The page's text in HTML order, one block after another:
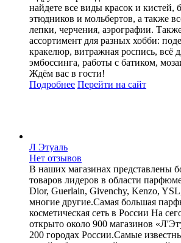
найдете все виды красок и кистей,
этюдников и мольбертов, а также
лепки, черчения, аэрографии.
ассортимент для разных хобби:
кракелюр, витражная роспись, всё
эмбоссинга, работы с батиком,
Ждём вас в гости!
Подробнее Перейти на сайт
Л Этуаль
Нет отзывов
В наших магазинах представлены
товаров лидеров в области
Dior, Guerlain, Givenchy, Kenzo,
многие другие.Самая большая
косметическая сеть в России На
открыто около 900 магазинов
200 городах России.Самые